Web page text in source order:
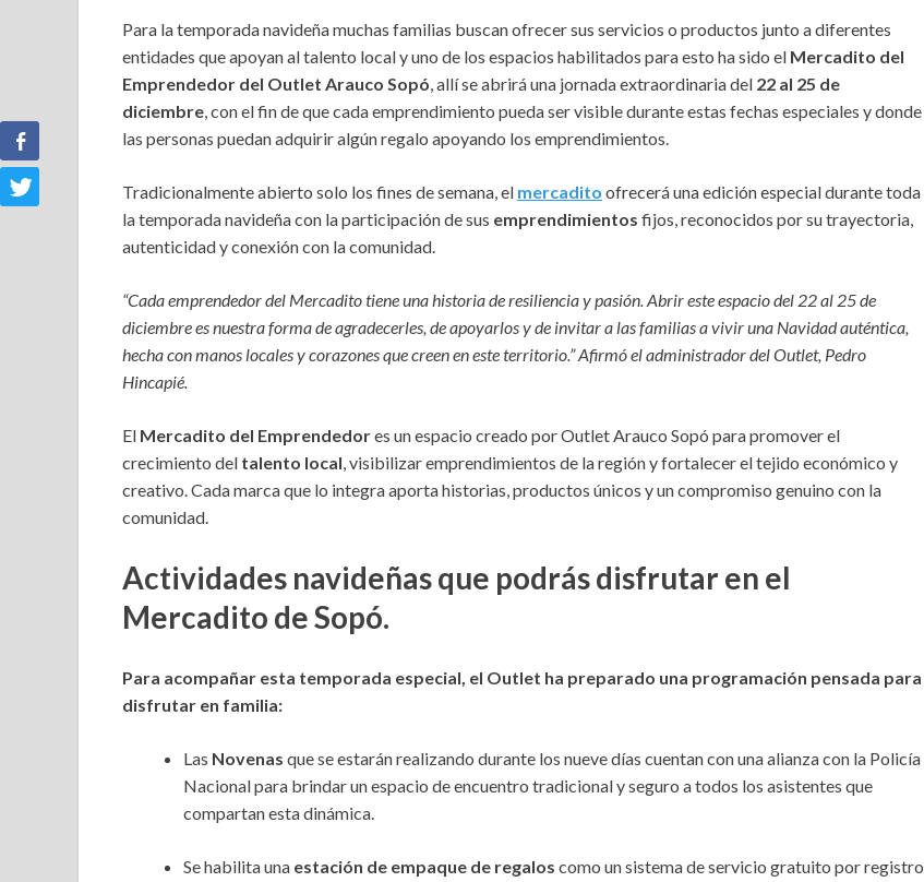
Para la temporada navideña muchas familias buscan ofrecer sus servicios o productos junto a diferentes
entidades que apoyan al talento local y uno de los espacios habilitados para esto ha sido el Mercadito del
Emprendedor del Outlet Arauco Sopó, allí se abrirá una jornada extraordinaria del 22 al 25 de
diciembre, con el fin de que cada emprendimiento pueda ser visible durante estas fechas especiales y donde
las personas puedan adquirir algún regalo apoyando los emprendimientos.
Tradicionalmente abierto solo los fines de semana, el mercadito ofrecerá una edición especial durante toda
la temporada navideña con la participación de sus emprendimientos fijos, reconocidos por su trayectoria,
autenticidad y conexión con la comunidad.
“Cada emprendedor del Mercadito tiene una historia de resiliencia y pasión. Abrir este espacio del 22 al 25 de
diciembre es nuestra forma de agradecerles, de apoyarlos y de invitar a las familias a vivir una Navidad auténtica,
hecha con manos locales y corazones que creen en este territorio.” Afirmó el administrador del Outlet, Pedro
Hincapié.
El Mercadito del Emprendedores un espacio creado por Outlet Arauco Sopó para promover el
crecimiento del talento local, visibilizar emprendimientos de la región y fortalecer el tejido económico y
creativo. Cada marca que lo integra aporta historias, productos únicos y un compromiso genuino con la
comunidad.
Actividades navideñas que podrás disfrutar en el
Mercadito de Sopó.
Para acompañar esta temporada especial, el Outlet ha preparado una programación pensada para
disfrutar en familia:
Las Novenas que se estarán realizando durante los nueve días cuentan con una alianza con la Policía
Nacional para brindar un espacio de encuentro tradicional y seguro a todos los asistentes que
compartan esta dinámica.
Se habilita una estación de empaque de regalos como un sistema de servicio gratuito por registro